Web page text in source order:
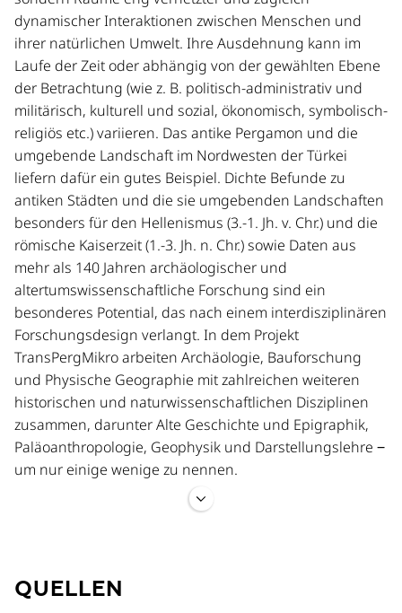
Nach einer Episode als Hauptstadt der neu
eingerichteten Provinz Asia zählte Pergamon auch unter
römischer Herrschaft zu den Metropolen Kleinasiens.
Nach der systematischen Ausdehnung der Stadt in die
Ebene seit etwa 100 n. Chr. und der Realisierung eines
großangelegten Bauprogramms scheint es in der
Spätantike zunächst wieder zu einem Rückzug auf den
befestigten Stadtberg gekommen zu sein. Diese
Entwicklung fand in spätbyzantinischer Zeit mit
ausgedehnten neuen Mauerringen einen letzten
Höhepunkt, bevor Pergamon im frühen 14. Jh. eine
türkische Stadt wurde und den Namen Bergama
annahm.
dynamischer Interaktionen zwischen Menschen und
ihrer natürlichen Umwelt. Ihre Ausdehnung kann im
Laufe der Zeit oder abhängig von der gewählten Ebene
der Betrachtung (wie z. B. politisch-administrativ und
militärisch, kulturell und sozial, ökonomisch, symbolisch-
religiös etc.) variieren. Das antike Pergamon und die
umgebende Landschaft im Nordwesten der Türkei
liefern dafür ein gutes Beispiel. Dichte Befunde zu
antiken Städten und die sie umgebenden Landschaften
besonders für den Hellenismus (3.-1. Jh. v. Chr.) und die
römische Kaiserzeit (1.-3. Jh. n. Chr.) sowie Daten aus
mehr als 140 Jahren archäologischer und
altertumswissenschaftliche Forschung sind ein
besonderes Potential, das nach einem interdisziplinären
Forschungsdesign verlangt. In dem Projekt
TransPergMikro arbeiten Archäologie, Bauforschung
und Physische Geographie mit zahlreichen weiteren
historischen und naturwissenschaftlichen Disziplinen
zusammen, darunter Alte Geschichte und Epigraphik,
Paläoanthropologie, Geophysik und Darstellungslehre ‒
um nur einige wenige zu nennen.
des aktuellen Forschungsprogramms keine
herausragende Rolle. Neben den als stratigraphische
QUELLEN